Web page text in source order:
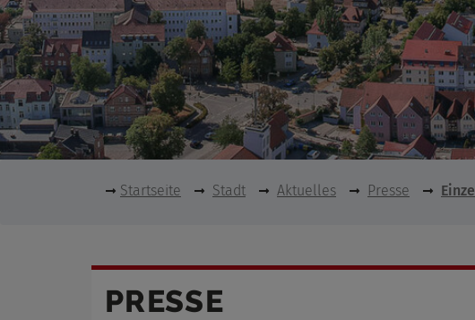
Startseite Stadt Aktuelles Presse
PRESSE